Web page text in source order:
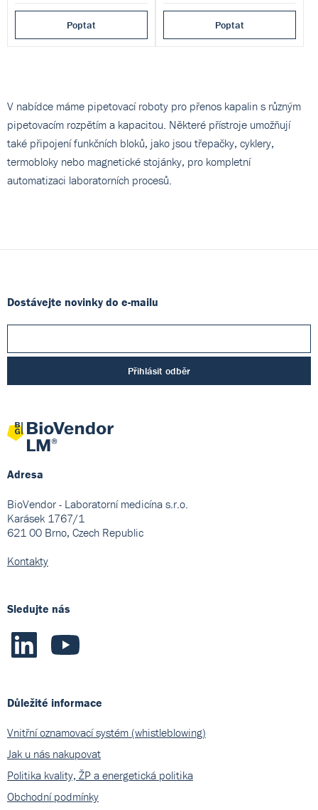
Poptat Poptat
V nabídce máme pipetovací roboty pro přenos kapalin s různým
pipetovacím rozpětím a kapacitou. Některé přístroje umožňují
také připojení funkčních bloků, jako jsou třepačky, cyklery,
termobloky nebo magnetické stojánky, pro kompletní
automatizaci laboratorních procesů.
Dostávejte novinky do e-mailu
Přihlásit odběr
Adresa
BioVendor - Laboratorní medicína s.r.o.
Karásek 1767/1
621 00 Brno, Czech Republic
Kontakty
Sledujte nás
Důležité informace
Vnitřní oznamovací systém (whistleblowing)
Jak u nás nakupovat
Politika kvality, ŽP a energetická politika
Obchodní podmínky